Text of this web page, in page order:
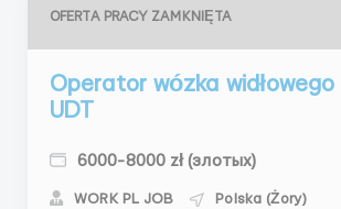
OFERTA PRACY ZAMKNIĘTA
Operator wózka widłowego
UDT
6000-8000 zł (злотых)
WORK PL JOB Polska (Żory)